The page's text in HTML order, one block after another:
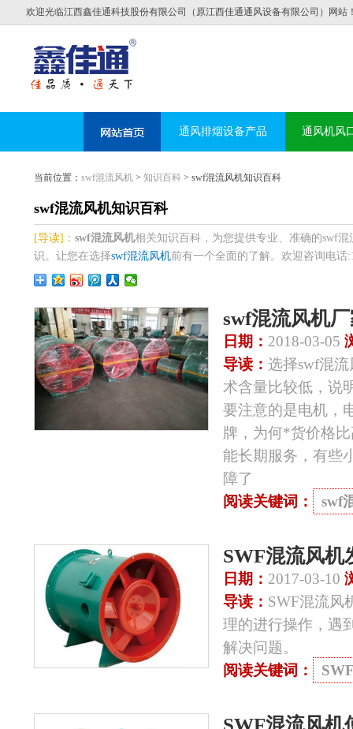
欢迎光临江西鑫佳通科技股份有限公司（原江西佳通通风设备有限公司）网站
通风排烟设备产品 通风机风
当前位置： swf混流风机> 知识百科> swf混流风机知识百科
swf混流风机知识百科
[导读]： swf混流风机相关知识百科，为您提供专业、准确的swf
识。让您在选择swf混流风机前有一个全面的了解。欢迎咨询电话
swf混流风机
日期： 2018-03-05
导读： 选择swf混
术含量比较低，说
要注意的是电机，
牌，为何*货价格
能长期服务，有些
障了
阅读关键词：
swf
SWF混流风机
日期： 2017-03-10
导读： SWF混流风
理的进行操作，遇
解决问题。
阅读关键词：
SWF混流风机